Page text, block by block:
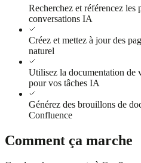
Recherchez et référencez les
conversations IA
Créez et mettez à jour des
naturel
Utilisez la documentation de
pour vos tâches IA
Générez des brouillons de
Confluence
Comment ça marche